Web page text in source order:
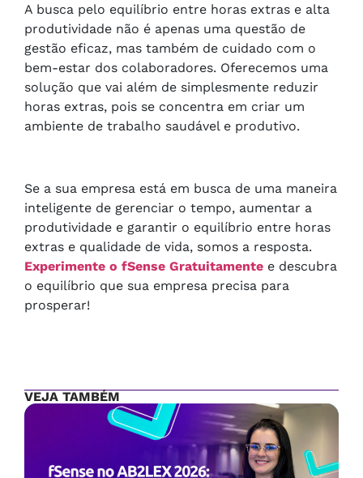
A busca pelo equilíbrio entre horas extras e alta
produtividade não é apenas uma questão de
gestão eficaz, mas também de cuidado com o
bem-estar dos colaboradores. Oferecemos uma
solução que vai além de simplesmente reduzir
horas extras, pois se concentra em criar um
ambiente de trabalho saudável e produtivo.
Se a sua empresa está em busca de uma maneira
inteligente de gerenciar o tempo, aumentar a
produtividade e garantir o equilíbrio entre horas
extras e qualidade de vida, somos a resposta.
Experimente o fSense Gratuitamente e descubra
o equilíbrio que sua empresa precisa para
prosperar!
VEJA TAMBÉM